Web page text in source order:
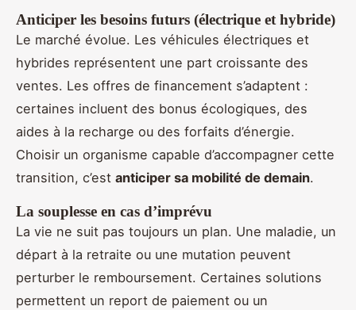
Anticiper les besoins futurs (électrique et hybride)
Le marché évolue. Les véhicules électriques et
hybrides représentent une part croissante des
ventes. Les offres de financement s’adaptent :
certaines incluent des bonus écologiques, des
aides à la recharge ou des forfaits d’énergie.
Choisir un organisme capable d’accompagner cette
transition, c’est anticiper sa mobilité de demain.
La souplesse en cas d’imprévu
La vie ne suit pas toujours un plan. Une maladie, un
départ à la retraite ou une mutation peuvent
perturber le remboursement. Certaines solutions
permettent un report de paiement ou un